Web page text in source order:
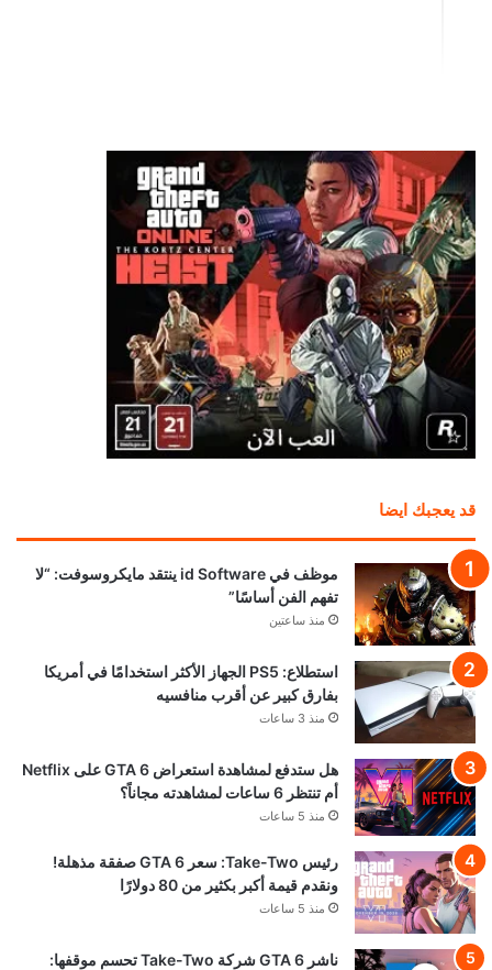
قد يعجبك ايضا
موظف في id Software ينتقد مايكروسوفت: “لا
تفهم الفن أساسًا”
منذ ساعتين
استطلاع: PS5 الجهاز الأكثر استخدامًا في أمريكا
بفارق كبير عن أقرب منافسيه
منذ 3 ساعات
هل ستدفع لمشاهدة استعراض GTA 6 على Netflix
أم تنتظر 6 ساعات لمشاهدته مجاناً؟
منذ 5 ساعات
رئيس Take-Two: سعر GTA 6 صفقة مذهلة!
ونقدم قيمة أكبر بكثير من 80 دولارًا
منذ 5 ساعات
ناشر GTA 6 شركة Take-Two تحسم موقفها: